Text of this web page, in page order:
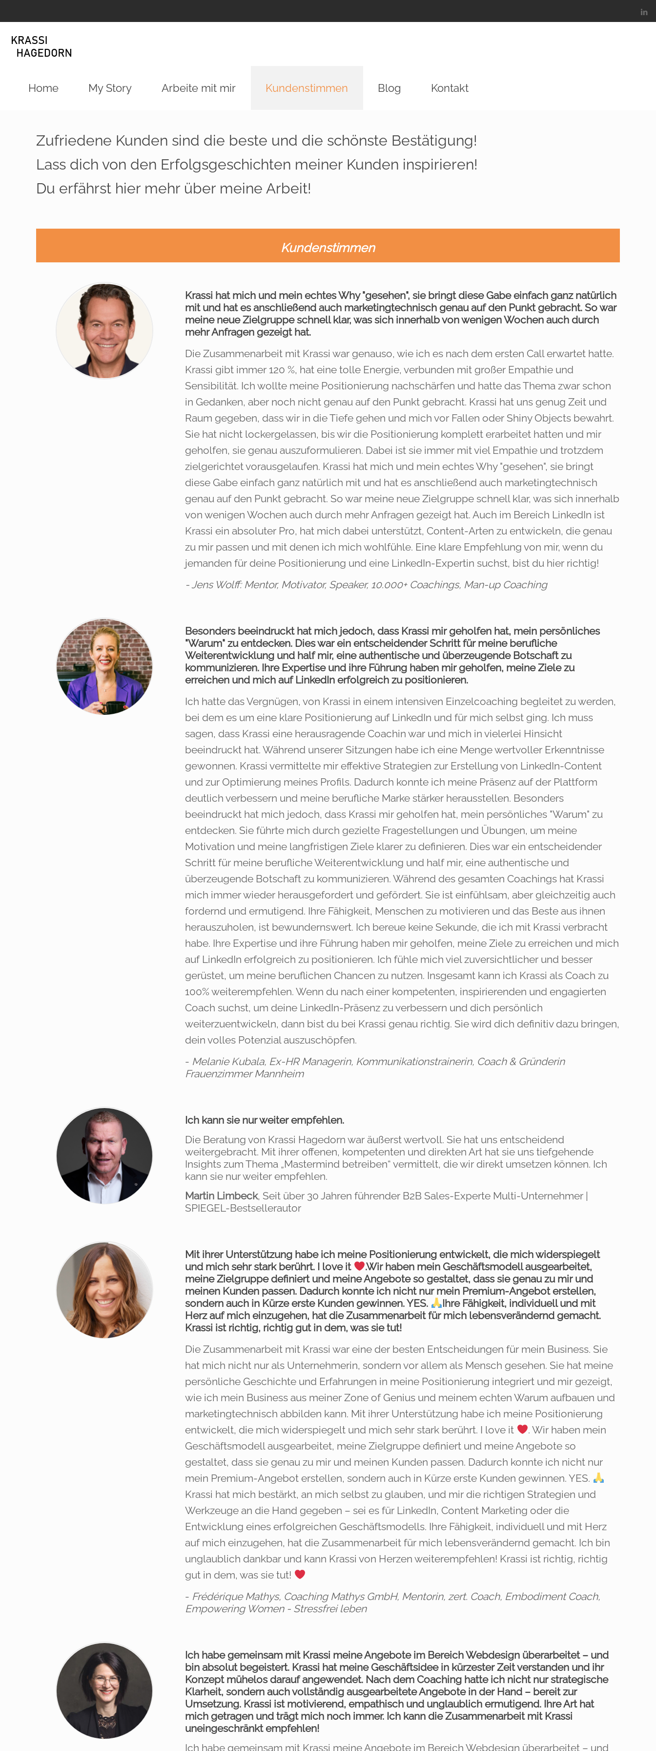
Home My Story Arbeite mit mir Kundenstimmen Blog Kontakt
Zufriedene Kunden sind die beste und die schönste Bestätigung!
Lass dich von den Erfolgsgeschichten meiner Kunden inspirieren!
Du erfährst hier mehr über meine Arbeit!
Kundenstimmen
Krassi hat mich und mein echtes Why "gesehen", sie bringt diese Gabe einfach ganz natürlich
mit und hat es anschließend auch marketingtechnisch genau auf den Punkt gebracht. So war
meine neue Zielgruppe schnell klar, was sich innerhalb von wenigen Wochen auch durch
mehr Anfragen gezeigt hat.
Die Zusammenarbeit mit Krassi war genauso, wie ich es nach dem ersten Call erwartet hatte.
Krassi gibt immer 120 %, hat eine tolle Energie, verbunden mit großer Empathie und
Sensibilität. Ich wollte meine Positionierung nachschärfen und hatte das Thema zwar schon
in Gedanken, aber noch nicht genau auf den Punkt gebracht. Krassi hat uns genug Zeit und
Raum gegeben, dass wir in die Tiefe gehen und mich vor Fallen oder Shiny Objects bewahrt.
Sie hat nicht lockergelassen, bis wir die Positionierung komplett erarbeitet hatten und mir
geholfen, sie genau auszuformulieren. Dabei ist sie immer mit viel Empathie und trotzdem
zielgerichtet vorausgelaufen. Krassi hat mich und mein echtes Why "gesehen", sie bringt
diese Gabe einfach ganz natürlich mit und hat es anschließend auch marketingtechnisch
genau auf den Punkt gebracht. So war meine neue Zielgruppe schnell klar, was sich innerhalb
von wenigen Wochen auch durch mehr Anfragen gezeigt hat. Auch im Bereich LinkedIn ist
Krassi ein absoluter Pro, hat mich dabei unterstützt, Content-Arten zu entwickeln, die genau
zu mir passen und mit denen ich mich wohlfühle. Eine klare Empfehlung von mir, wenn du
jemanden für deine Positionierung und eine LinkedIn-Expertin suchst, bist du hier richtig!
- Jens Wolff: Mentor, Motivator, Speaker, 10.000+ Coachings, Man-up Coaching
Besonders beeindruckt hat mich jedoch, dass Krassi mir geholfen hat, mein persönliches
"Warum" zu entdecken. Dies war ein entscheidender Schritt für meine berufliche
Weiterentwicklung und half mir, eine authentische und überzeugende Botschaft zu
kommunizieren. Ihre Expertise und ihre Führung haben mir geholfen, meine Ziele zu
erreichen und mich auf LinkedIn erfolgreich zu positionieren.
Ich hatte das Vergnügen, von Krassi in einem intensiven Einzelcoaching begleitet zu werden,
bei dem es um eine klare Positionierung auf LinkedIn und für mich selbst ging. Ich muss
sagen, dass Krassi eine herausragende Coachin war und mich in vielerlei Hinsicht
beeindruckt hat. Während unserer Sitzungen habe ich eine Menge wertvoller Erkenntnisse
gewonnen. Krassi vermittelte mir effektive Strategien zur Erstellung von LinkedIn-Content
und zur Optimierung meines Profils. Dadurch konnte ich meine Präsenz auf der Plattform
deutlich verbessern und meine berufliche Marke stärker herausstellen. Besonders
beeindruckt hat mich jedoch, dass Krassi mir geholfen hat, mein persönliches "Warum" zu
entdecken. Sie führte mich durch gezielte Fragestellungen und Übungen, um meine
Motivation und meine langfristigen Ziele klarer zu definieren. Dies war ein entscheidender
Schritt für meine berufliche Weiterentwicklung und half mir, eine authentische und
überzeugende Botschaft zu kommunizieren. Während des gesamten Coachings hat Krassi
mich immer wieder herausgefordert und gefördert. Sie ist einfühlsam, aber gleichzeitig auch
fordernd und ermutigend. Ihre Fähigkeit, Menschen zu motivieren und das Beste aus ihnen
herauszuholen, ist bewundernswert. Ich bereue keine Sekunde, die ich mit Krassi verbracht
habe. Ihre Expertise und ihre Führung haben mir geholfen, meine Ziele zu erreichen und mich
auf LinkedIn erfolgreich zu positionieren. Ich fühle mich viel zuversichtlicher und besser
gerüstet, um meine beruflichen Chancen zu nutzen. Insgesamt kann ich Krassi als Coach zu
100% weiterempfehlen. Wenn du nach einer kompetenten, inspirierenden und engagierten
Coach suchst, um deine LinkedIn-Präsenz zu verbessern und dich persönlich
weiterzuentwickeln, dann bist du bei Krassi genau richtig. Sie wird dich definitiv dazu bringen,
dein volles Potenzial auszuschöpfen.
- Melanie Kubala, Ex-HR Managerin, Kommunikationstrainerin, Coach & Gründerin
Frauenzimmer Mannheim
Ich kann sie nur weiter empfehlen.
Die Beratung von Krassi Hagedorn war äußerst wertvoll. Sie hat uns entscheidend
weitergebracht. Mit ihrer offenen, kompetenten und direkten Art hat sie uns tiefgehende
Insights zum Thema „Mastermind betreiben“ vermittelt, die wir direkt umsetzen können. Ich
kann sie nur weiter empfehlen.
Martin Limbeck, Seit über 30 Jahren führender B2B Sales-Experte Multi-Unternehmer |
SPIEGEL-Bestsellerautor
Mit ihrer Unterstützung habe ich meine Positionierung entwickelt, die mich widerspiegelt
und mich sehr stark berührt. I love it
.Wir haben mein Geschäftsmodell ausgearbeitet,
meine Zielgruppe definiert und meine Angebote so gestaltet, dass sie genau zu mir und
meinen Kunden passen. Dadurch konnte ich nicht nur mein Premium-Angebot erstellen,
sondern auch in Kürze erste Kunden gewinnen. YES.
Ihre Fähigkeit, individuell und mit
Herz auf mich einzugehen, hat die Zusammenarbeit für mich lebensverändernd gemacht.
Krassi ist richtig, richtig gut in dem, was sie tut!
Die Zusammenarbeit mit Krassi war eine der besten Entscheidungen für mein Business. Sie
hat mich nicht nur als Unternehmerin, sondern vor allem als Mensch gesehen. Sie hat meine
persönliche Geschichte und Erfahrungen in meine Positionierung integriert und mir gezeigt,
wie ich mein Business aus meiner Zone of Genius und meinem echten Warum aufbauen und
marketingtechnisch abbilden kann. Mit ihrer Unterstützung habe ich meine Positionierung
entwickelt, die mich widerspiegelt und mich sehr stark berührt. I love it
. Wir haben mein
Geschäftsmodell ausgearbeitet, meine Zielgruppe definiert und meine Angebote so
gestaltet, dass sie genau zu mir und meinen Kunden passen. Dadurch konnte ich nicht nur
mein Premium-Angebot erstellen, sondern auch in Kürze erste Kunden gewinnen. YES.
Krassi hat mich bestärkt, an mich selbst zu glauben, und mir die richtigen Strategien und
Werkzeuge an die Hand gegeben – sei es für LinkedIn, Content Marketing oder die
Entwicklung eines erfolgreichen Geschäftsmodells. Ihre Fähigkeit, individuell und mit Herz
auf mich einzugehen, hat die Zusammenarbeit für mich lebensverändernd gemacht. Ich bin
unglaublich dankbar und kann Krassi von Herzen weiterempfehlen! Krassi ist richtig, richtig
gut in dem, was sie tut!
- Frédérique Mathys, Coaching Mathys GmbH, Mentorin, zert. Coach, Embodiment Coach,
Empowering Women - Stressfrei leben
Ich habe gemeinsam mit Krassi meine Angebote im Bereich Webdesign überarbeitet – und
bin absolut begeistert. Krassi hat meine Geschäftsidee in kürzester Zeit verstanden und ihr
Konzept mühelos darauf angewendet. Nach dem Coaching hatte ich nicht nur strategische
Klarheit, sondern auch vollständig ausgearbeitete Angebote in der Hand – bereit zur
Umsetzung. Krassi ist motivierend, empathisch und unglaublich ermutigend. Ihre Art hat
mich getragen und trägt mich noch immer. Ich kann die Zusammenarbeit mit Krassi
uneingeschränkt empfehlen!
Ich habe gemeinsam mit Krassi meine Angebote im Bereich Webdesign überarbeitet – und